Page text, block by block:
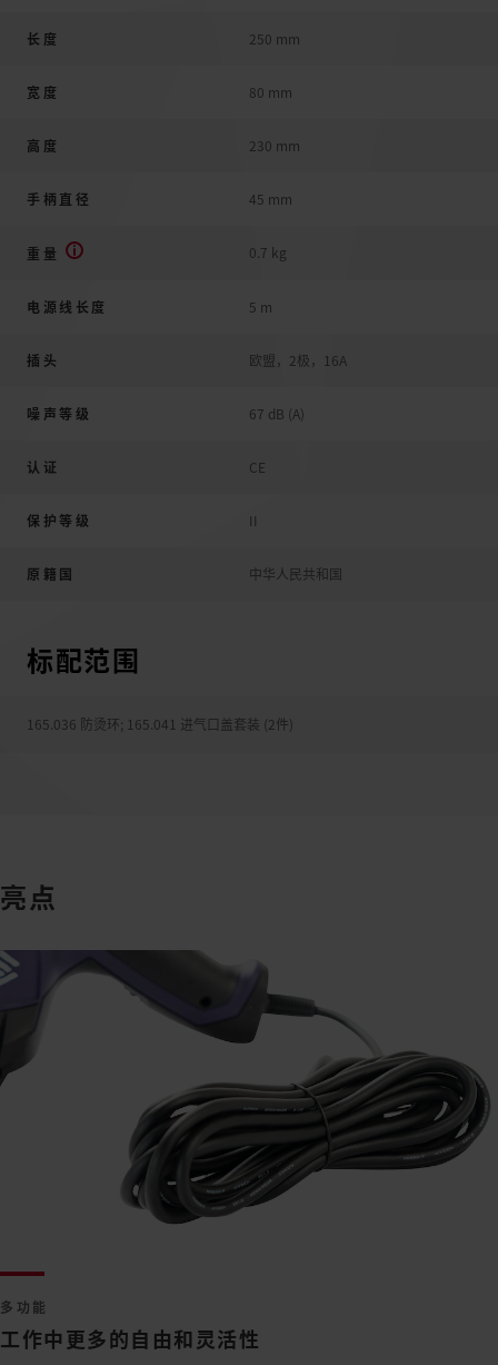
长度 250 mm
宽度 80 mm
高度 230 mm
手柄直径 45 mm
重量 0.7 kg
电源线长度 5 m
插头 欧盟，2极，16A
噪声等级 67 dB (A)
认证 CE
保护等级 II
原籍国 中华人民共和国
标配范围
165.036 防烫环; 165.041 进气口盖套装 (2件)
亮点
多功能
工作中更多的自由和灵活性